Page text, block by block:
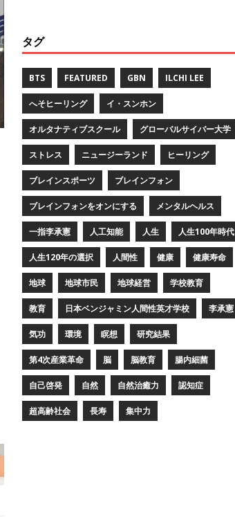
タグ
BTS FEATURED GBN ILCHI LEE
へそヒーリング イ・スンホン
オルタナティブスクール グローバルサイバー大学
ストレス ニュージーランド ヒーリング
ブレインスポーツ ブレインフォン
ブレインフォンをオンにする メンタルヘルス
一指李承憲 人工知能 人生 人生100年時代
人生120年の選択 人間性 健康 健康寿命
地球 地球市民 地球経営 学校教育
教育 日本ベンジャミン人間性英才学校 李承憲
気功 環境 瞑想 研究結果
第4次産業革命 脳 脳教育 腸内細菌
自己啓発 自然 自然治癒力 認知症
超高齢社会 長寿 集中力